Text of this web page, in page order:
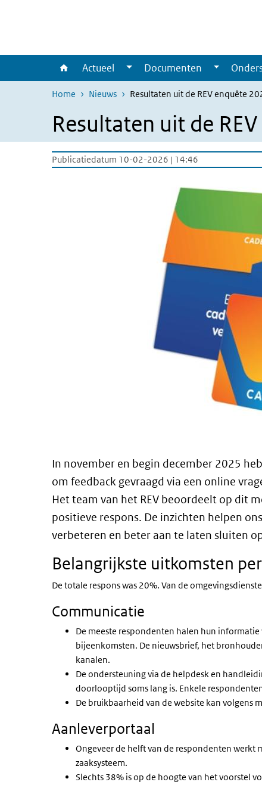
Actueel Documenten
Home Nieuws Resultaten uit de REV enquête
Resultaten uit de
Publicatiedatum 10-02-2026 | 14:46
In november en begin december 2025
om feedback gevraagd via een online
Het team van het REV beoordeelt op dit
positieve respons. De inzichten helpen
verbeteren en beter aan te laten sluiten
Belangrijkste uitkomsten
De totale respons was 20%. Van de
Communicatie
De meeste respondenten halen hun
bijeenkomsten. De nieuwsbrief, het
kanalen.
De ondersteuning via de helpdesk en
doorlooptijd soms lang is. Enkele
De bruikbaarheid van de website kan volgens
Aanleverportaal
Ongeveer de helft van de respondenten werkt
zaaksysteem.
Slechts 38% is op de hoogte van het voorstel